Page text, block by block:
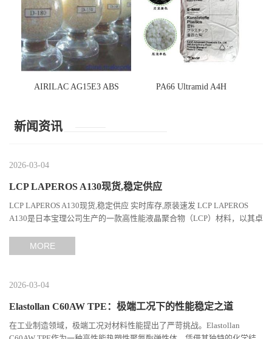
AIRILAC AG15E3 ABS PA66 Ultramid A4H
新闻资讯
2026-03-04
LCP LAPEROS A130现货,稳定供应
LCP LAPEROS A130现货,稳定供应 实时库存,原装速发 LCP LAPEROS
A130是日本宝理公司生产的一款高性能液晶聚合物（LCP）材料，以其卓
MORE
2026-03-04
Elastollan C60AW TPE：极端工况下的性能稳定之道
在工业制造领域，极端工况对材料性能提出了严苛挑战。Elastollan